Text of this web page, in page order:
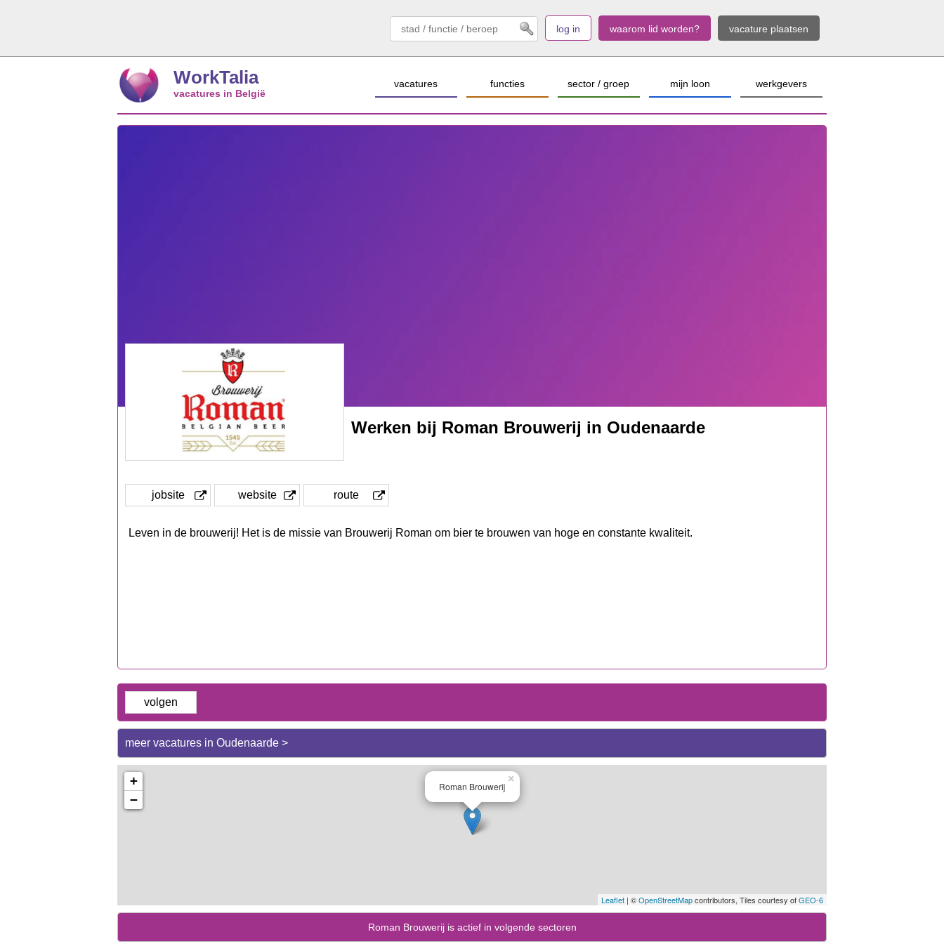
vacature plaatsen
waarom lid worden?
log in
WorkTalia
vacatures in België
werkgevers
mijn loon
sector / groep
functies
vacatures
Werken bij Roman Brouwerij in Oudenaarde
jobsite website route
Leven in de brouwerij! Het is de missie van Brouwerij Roman om bier te brouwen van hoge en constante kwaliteit.
volgen
meer vacatures in Oudenaarde >
Roman Brouwerij
×
+
−
Leaflet | ©OpenStreetMapcontributors, Tiles courtesy ofGEO-6
Roman Brouwerij is actief in volgende sectoren